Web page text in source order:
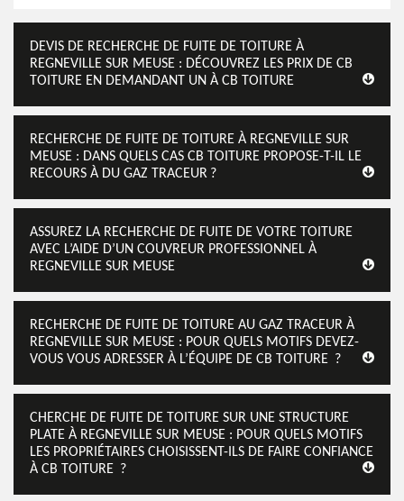
DEVIS DE RECHERCHE DE FUITE DE TOITURE À
REGNEVILLE SUR MEUSE : DÉCOUVREZ LES PRIX DE CB
TOITURE EN DEMANDANT UN À CB TOITURE
RECHERCHE DE FUITE DE TOITURE À REGNEVILLE SUR
MEUSE : DANS QUELS CAS CB TOITURE PROPOSE-T-IL LE
RECOURS À DU GAZ TRACEUR ?
ASSUREZ LA RECHERCHE DE FUITE DE VOTRE TOITURE
AVEC L’AIDE D’UN COUVREUR PROFESSIONNEL À
REGNEVILLE SUR MEUSE
RECHERCHE DE FUITE DE TOITURE AU GAZ TRACEUR À
REGNEVILLE SUR MEUSE : POUR QUELS MOTIFS DEVEZ-
VOUS VOUS ADRESSER À L’ÉQUIPE DE CB TOITURE ?
CHERCHE DE FUITE DE TOITURE SUR UNE STRUCTURE
PLATE À REGNEVILLE SUR MEUSE : POUR QUELS MOTIFS
LES PROPRIÉTAIRES CHOISISSENT-ILS DE FAIRE CONFIANCE
À CB TOITURE ?